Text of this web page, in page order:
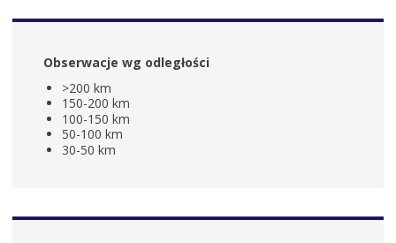
Obserwacje wg odległości
>200 km
150-200 km
100-150 km
50-100 km
30-50 km